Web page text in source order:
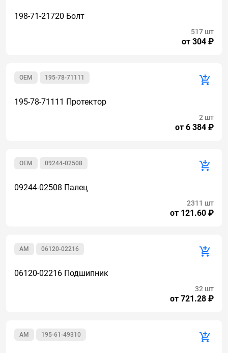
198-71-21720 Болт
от 304 ₽
517 шт
195-78-71111
OEM
195-78-71111 Протектор
от 6 384 ₽
2 шт
09244-02508
OEM
09244-02508 Палец
от 121.60 ₽
2311 шт
06120-02216
AM
06120-02216 Подшипник
от 721.28 ₽
32 шт
195-61-49310
AM